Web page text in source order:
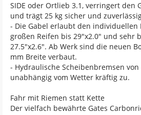
SIDE oder Ortlieb 3.1, verringert den
und trägt 25 kg sicher und
- Die Gabel erlaubt den individuellen
großen Reifen bis 29"x2.0" und sehr
27.5"x2.6". Ab Werk sind die neuen
mm Breite verbaut.
- Hydraulische Scheibenbremsen von
unabhängig vom Wetter kräftig zu.
Fahr mit Riemen statt Kette
Der vielfach bewährte Gates